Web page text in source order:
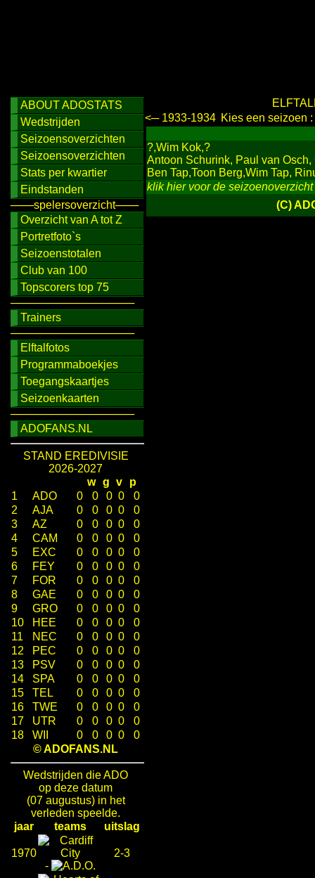
ABOUT ADOSTATS
Wedstrijden
Seizoensoverzichten
Seizoensoverzichten
Stats per kwartier
Eindstanden
───spelersoverzicht───
Overzicht van A tot Z
Portretfoto`s
Seizoenstotalen
Club van 100
Topscorers top 75
────────────────
Trainers
────────────────
Elftalfotos
Programmaboekjes
Toegangskaartjes
Seizoenkaarten
────────────────
ADOFANS.NL
STAND EREDIVISIE
2026-2027
w g v
p
1
ADO 0 0 0 0
0
2
AJA 0 0 0 0
0
3
AZ 0 0 0 0
0
4
CAM 0 0 0 0
0
5
EXC 0 0 0 0
0
6
FEY 0 0 0 0
0
7
FOR 0 0 0 0
0
8
GAE 0 0 0 0
0
9
GRO 0 0 0 0
0
10
HEE 0 0 0 0
0
11
NEC 0 0 0 0
0
12
PEC 0 0 0 0
0
13
PSV 0 0 0 0
0
14
SPA 0 0 0 0
0
15
TEL 0 0 0 0
0
16
TWE 0 0 0 0
0
17
UTR 0 0 0 0
0
18
WII 0 0 0 0
0
© ADOFANS.NL
Wedstrijden die ADO
op deze datum
(07 augustus) in het
verleden speelde.
jaar
teams uitslag
1970
-
2-3
<─ 1933-1934 Kies een seizoen :
?,Wim Kok,?
Antoon Schurink, Paul van Osch,
Ben Tap,Toon Berg,Wim Tap,
klik hier voor de seizoenoverzicht
(C)